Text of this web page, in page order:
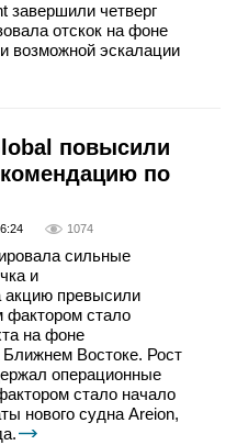
четверг
отскок на фоне
возможной эскалации
повысили
по
1074
сильные
и
акцию превысили
фактором стало
на фоне
Ближнем Востоке. Рост
операционные
стало начало
нового судна Areion,